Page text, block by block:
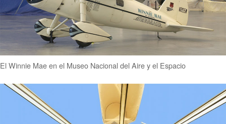
El Winnie Mae en el Museo Nacional del Aire y el Espacio